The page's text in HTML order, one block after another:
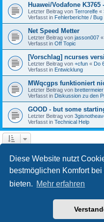
Diese Website nutzt
bestmöglichen Komfort
bieten. Mehr erfahren
Huawei/Vodafone K3765
Letzter Beitrag von Terrorelfe «
Verfasst in Fehlerberichte / Bug
Net Speed Metter
Letzter Beitrag von jasson007 «
Verfasst in Off Topic
[Vorschlag] ncurses
Letzter Beitrag von +cfun « Do
Verfasst in Entwicklung
MWqcgps funktioniert
Letzter Beitrag von brettermeier
Verfasst in Diskussion zu den
GOOD - but some
Letzter Beitrag von
Verfasst in Technical Help
Powered byphpBB®